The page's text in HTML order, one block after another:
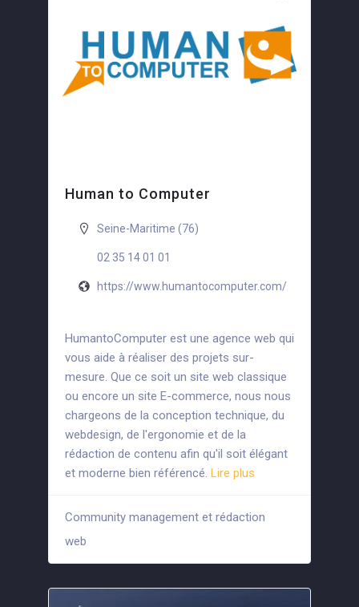
Human to Computer
Seine-Maritime (76)
02 35 14 01 01
https://www.humantocomputer.com/
HumantoComputer est une agence web qui
vous aide à réaliser des projets sur-
mesure. Que ce soit un site web classique
ou encore un site E-commerce, nous nous
chargeons de la conception technique, du
webdesign, de l'ergonomie et de la
rédaction de contenu afin qu'il soit élégant
et moderne bien référencé. Lire plus
Community management et rédaction
web